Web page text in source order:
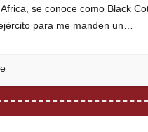
se conoce como Black
para me manden un…